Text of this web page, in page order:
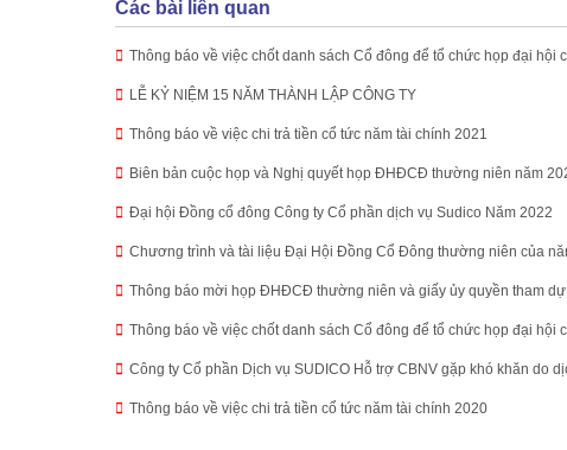
Các bài liên quan
Thông báo về việc chốt danh sách Cổ đông để tổ chức họp đại hội
LỄ KỶ NIỆM 15 NĂM THÀNH LẬP CÔNG TY
Thông báo về việc chi trả tiền cổ tức năm tài chính 2021
Biên bản cuộc họp và Nghị quyết họp ĐHĐCĐ thường niên năm
Đại hội Đồng cổ đông Công ty Cổ phần dịch vụ Sudico Năm 2022
Chương trình và tài liệu Đại Hội Đồng Cổ Đông thường niên của
Thông báo mời họp ĐHĐCĐ thường niên và giấy ủy quyền tham
Thông báo về việc chốt danh sách Cổ đông để tổ chức họp đại hội
Công ty Cổ phần Dịch vụ SUDICO Hỗ trợ CBNV gặp khó khăn do
Thông báo về việc chi trả tiền cổ tức năm tài chính 2020